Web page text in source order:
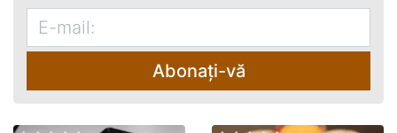
Abonați-vă